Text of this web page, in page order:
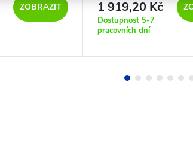
ZOBRAZIT 1 919,20 Kč
Dostupnost 5-7
pracovních dní